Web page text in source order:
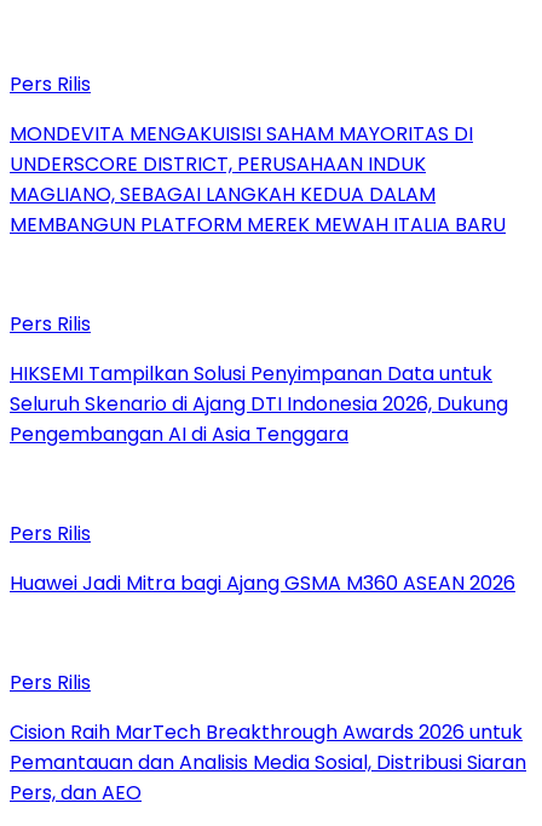
Pers Rilis
MONDEVITA MENGAKUISISI SAHAM MAYORITAS DI
UNDERSCORE DISTRICT, PERUSAHAAN INDUK
MAGLIANO, SEBAGAI LANGKAH KEDUA DALAM
MEMBANGUN PLATFORM MEREK MEWAH ITALIA BARU
Pers Rilis
HIKSEMI Tampilkan Solusi Penyimpanan Data untuk
Seluruh Skenario di Ajang DTI Indonesia 2026, Dukung
Pengembangan AI di Asia Tenggara
Pers Rilis
Huawei Jadi Mitra bagi Ajang GSMA M360 ASEAN 2026
Pers Rilis
Cision Raih MarTech Breakthrough Awards 2026 untuk
Pemantauan dan Analisis Media Sosial, Distribusi Siaran
Pers, dan AEO